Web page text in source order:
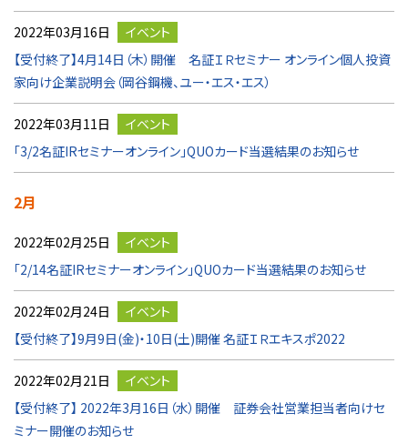
2022年03月16日
イベント
【受付終了】4月14日（木）開催 名証ＩＲセミナー オンライン個人投資
家向け企業説明会（岡谷鋼機、ユー・エス・エス）
2022年03月11日
イベント
「3/2名証IRセミナーオンライン」QUOカード当選結果のお知らせ
2月
2022年02月25日
イベント
「2/14名証IRセミナーオンライン」QUOカード当選結果のお知らせ
2022年02月24日
イベント
【受付終了】9月9日(金)・10日(土)開催 名証ＩＲエキスポ2022
2022年02月21日
イベント
【受付終了】 2022年3月16日（水）開催 証券会社営業担当者向けセ
ミナー開催のお知らせ